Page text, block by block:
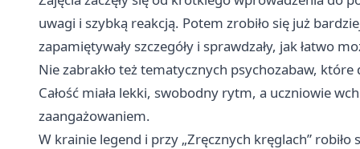
uwagi i szybką reakcją. Potem zrobiło się już
zapamiętywały szczegóły i sprawdzały, jak łatwo
Nie zabrakło też tematycznych psychozabaw,
Całość miała lekki, swobodny rytm, a uczniowie
zaangażowaniem.
W krainie legend i przy „Zręcznych kręglach” robiło